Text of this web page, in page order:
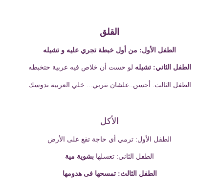
القلق
الطفل الأول: من أول خبطة تجري عليه و تشيله
الطفل الثاني: تشيله لو حست أن خلاص فيه عربية حتخبطه
الطفل الثالث: أحسن..علشان تتربي... خلي العربية تدوسك
الأكل
الطفل الأول: ترمي أي حاجة تقع على الأرض
الطفل الثاني: تغسلها بشوية مية
الطفل الثالث: تمسحها فى هدومها